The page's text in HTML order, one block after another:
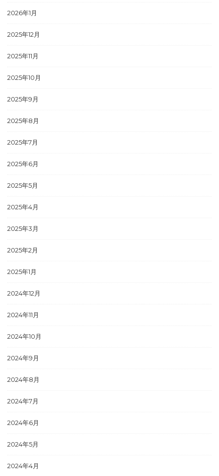
2026年1月
2025年12月
2025年11月
2025年10月
2025年9月
2025年8月
2025年7月
2025年6月
2025年5月
2025年4月
2025年3月
2025年2月
2025年1月
2024年12月
2024年11月
2024年10月
2024年9月
2024年8月
2024年7月
2024年6月
2024年5月
2024年4月